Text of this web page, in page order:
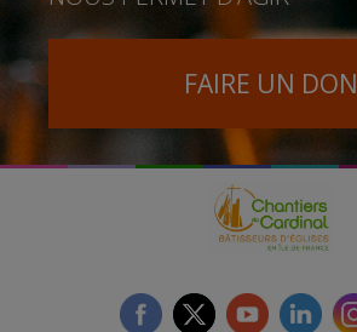
FAIRE UN DON